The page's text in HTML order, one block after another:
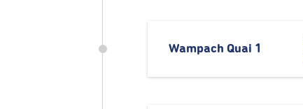
Wampach Quai 1